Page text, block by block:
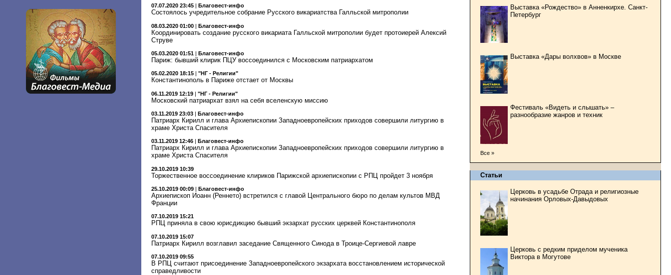
07.07.2020 23:45 Благовест-инфо
Состоялось учредительное собрание Русского викариатства Галльской митрополии
08.03.2020 01:00 | Благовест-инфо
Координировать создание русского викариата Галльской митрополии будет протоиерей Алексий
Струве
05.03.2020 01:51 | Благовест-инфо
Париж: бывший клирик ПЦУ воссоединился с Московским патриархатом
05.02.2020 18:15 "НГ - Религии"
Константинополь в Париже отстает от Москвы
06.11.2019 12:19 | "НГ - Религии"
Московский патриархат взял на себя вселенскую миссию
03.11.2019 23:03 | Благовест-инфо
Патриарх Кирилл и глава Архиепископии Западноевропейских приходов совершили литургию в
храме Христа Спасителя
03.11.2019 12:46 Благовест-инфо
Патриарх Кирилл и глава Архиепископии Западноевропейских приходов совершили литургию в
храме Христа Спасителя
29.10.2019 10:39
Торжественное воссоединение клириков Парижской архиепископии с РПЦ пройдет 3 ноября
25.10.2019 00:09 | Благовест-инфо
Архиепископ Иоанн (Реннето) встретился с главой Центрального бюро по делам культов МВД
Франции
07.10.2019 15:21
РПЦ приняла в свою юрисдикцию бывший экзархат русских церквей Константинополя
07.10.2019 15:07
Патриарх Кирилл возглавил заседание Священного Синода в Троице-Сергиевой лавре
07.10.2019 09:55
В РПЦ считают присоединение Западноевропейского экзархата восстановлением исторической
справедливости
Выставка «Рождество» в Анненкирхе. Санкт-
Петербург
Выставка «Дары волхвов» в Москве
Фестиваль «Видеть и слышать» –
разнообразие жанров и техник
Все »
Статьи
Церковь в усадьбе Отрада и религиозные
начинания Орловых-Давыдовых
Церковь с редким приделом мученика
Виктора в Могутове